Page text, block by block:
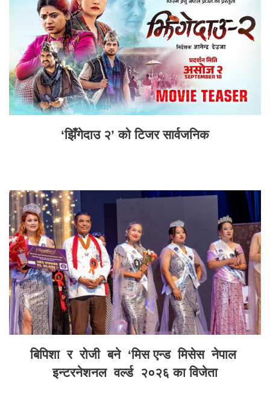
‘झिँगेदाउ २’ को टिजर सार्वजनिक
बिपिशा र रोजी बने ‘मिस एन्ड मिसेस नेपाल
इन्टरनेशनल वर्ल्ड २०२६ का विजेता